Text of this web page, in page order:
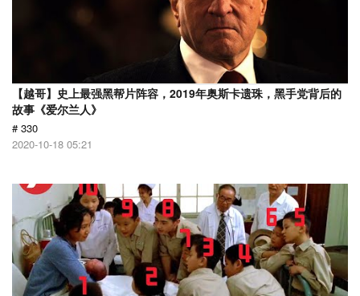
【越哥】史上最强黑帮片阵容，2019年奥斯卡遗珠，黑手党背后的
故事《爱尔兰人》
# 330
2020-10-18 05:21